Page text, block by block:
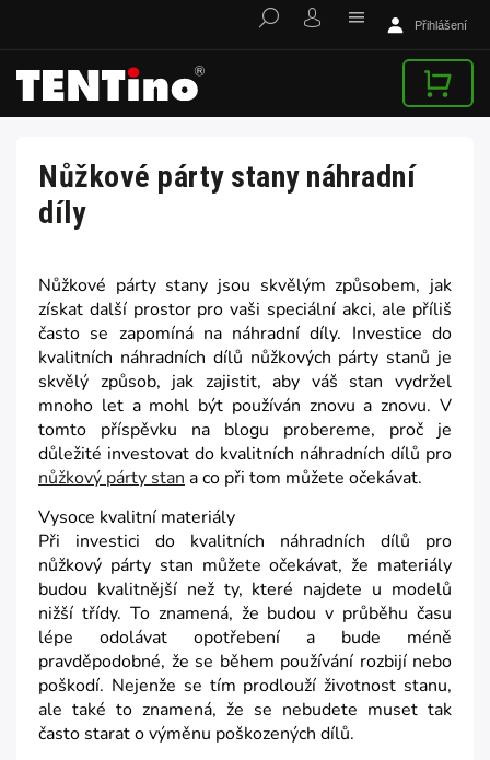
Přihlášení
Nůžkové párty stany náhradní
díly
Nůžkové párty stany jsou skvělým způsobem, jak
získat další prostor pro vaši speciální akci, ale příliš
často se zapomíná na náhradní díly. Investice do
kvalitních náhradních dílů nůžkových párty stanů je
skvělý způsob, jak zajistit, aby váš stan vydržel
mnoho let a mohl být používán znovu a znovu. V
tomto příspěvku na blogu probereme, proč je
důležité investovat do kvalitních náhradních dílů pro
nůžkový párty stan a co při tom můžete očekávat.
Vysoce kvalitní materiály
Při investici do kvalitních náhradních dílů pro
nůžkový párty stan můžete očekávat, že materiály
budou kvalitnější než ty, které najdete u modelů
nižší třídy. To znamená, že budou v průběhu času
lépe odolávat opotřebení a bude méně
pravděpodobné, že se během používání rozbijí nebo
poškodí. Nejenže se tím prodlouží životnost stanu,
ale také to znamená, že se nebudete muset tak
často starat o výměnu poškozených dílů.